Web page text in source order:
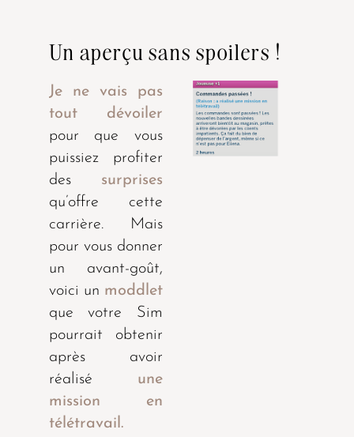
Un aperçu sans spoilers !
Je ne vais pas
tout dévoiler
pour que vous
puissiez profiter
des surprises
qu’offre cette
carrière. Mais
pour vous donner
un avant-goût,
voici un moddlet
que votre Sim
pourrait obtenir
après avoir
réalisé une
mission en
télétravail.